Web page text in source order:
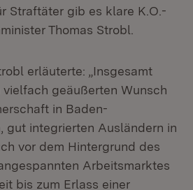
Straftäter gib es klare K.O.-
Thomas Strobl.
erläuterte: „Insgesamt
vielfach geäußerten Wunsch
in Baden-
gut integrierten Ausländern in
vor dem Hintergrund des
Arbeitsmarktes
bis zum Erlass einer